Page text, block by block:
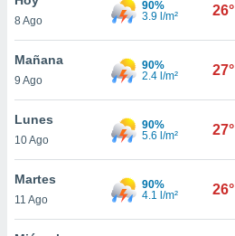
en
más
nuestra
de
8 Ago
90%
3.9 l/m²
26°
Mañana
9 Ago
90%
2.4 l/m²
27°
Lunes
10 Ago
90%
5.6 l/m²
27°
Martes
11 Ago
90%
4.1 l/m²
26°